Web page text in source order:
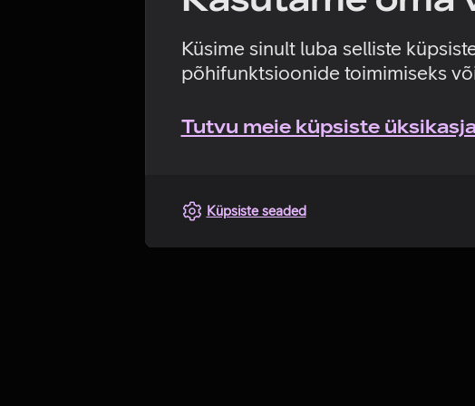
Küsime sinult luba selliste
põhifunktsioonide toimimiseks
Tutvu meie küpsiste
Küpsiste seaded